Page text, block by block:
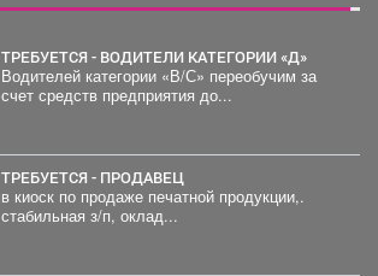
ТРЕБУЕТСЯ - ВОДИТЕЛИ КАТЕГОРИИ «Д»
Водителей категории «В/С» переобучим за
счет средств предприятия до...
ТРЕБУЕТСЯ - ПРОДАВЕЦ
в киоск по продаже печатной продукции,.
стабильная з/п, оклад...